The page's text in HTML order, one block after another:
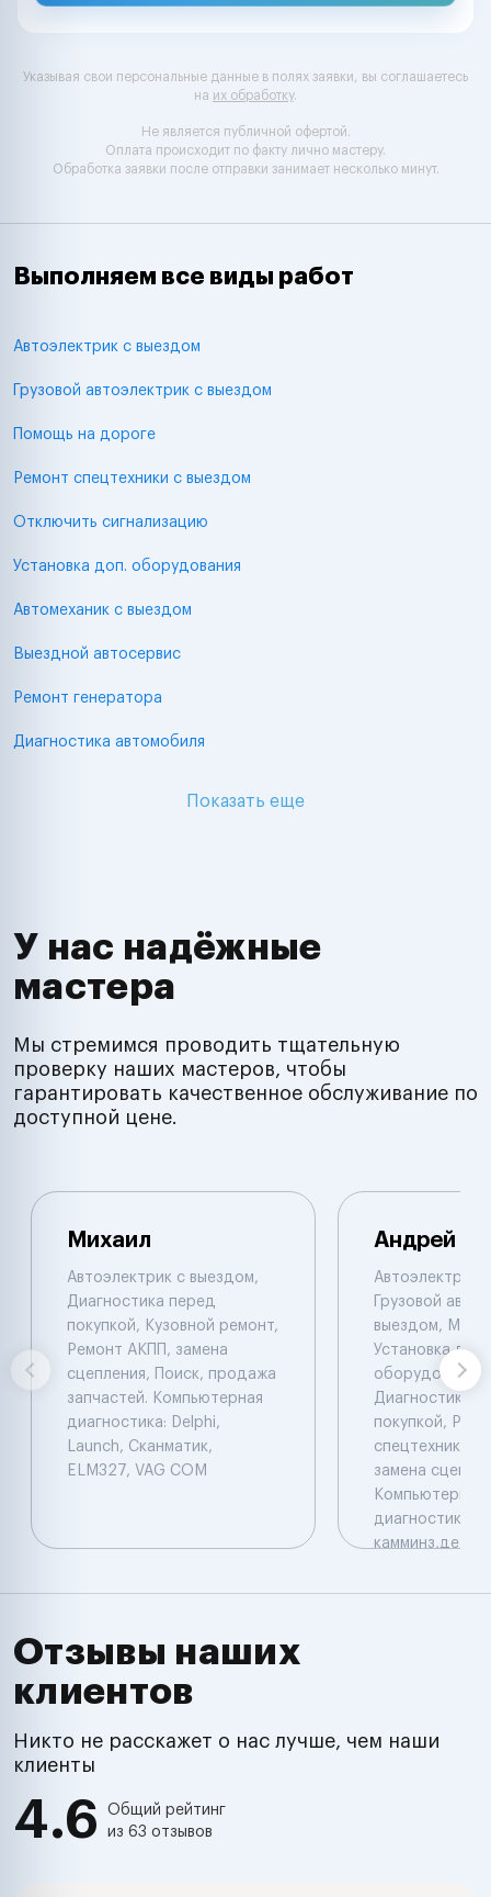
Указывая свои персональные данные в полях заявки, вы соглашаетесь
на их обработку.
Не является публичной офертой.
Оплата происходит по факту лично мастеру.
Обработка заявки после отправки занимает несколько минут.
Выполняем все виды работ
Автоэлектрик с выездом
Грузовой автоэлектрик с выездом
Помощь на дороге
Ремонт спецтехники с выездом
Отключить сигнализацию
Установка доп. оборудования
Автомеханик с выездом
Выездной автосервис
Ремонт генератора
Диагностика автомобиля
Показать еще
У нас надёжные
мастера
Мы стремимся проводить тщательную
проверку наших мастеров, чтобы
гарантировать качественное обслуживание по
доступной цене.
Михаил
Автоэлектрик с выездом,
Диагностика перед
покупкой, Кузовной ремонт,
Ремонт АКПП, замена
сцепления, Поиск, продажа
запчастей. Компьютерная
диагностика: Delphi,
Launch, Сканматик,
ELM327, VAG COM
Андрей
Автоэлектрик
Грузовой
выездом,
Установка доп.
оборудования,
Диагностика
покупкой,
спецтехники,
замена
Компьютерная
диагностика:
манкатс, даф
люди есть.
Отзывы наших
клиентов
Никто не расскажет о нас лучше, чем наши
клиенты
4.6
Общий рейтинг
из 63 отзывов